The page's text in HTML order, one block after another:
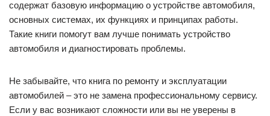
содержат базовую информацию о устройстве автомобиля,
основных системах, их функциях и принципах работы.
Такие книги помогут вам лучше понимать устройство
автомобиля и диагностировать проблемы.
Не забывайте, что книга по ремонту и эксплуатации
автомобилей – это не замена профессиональному сервису.
Если у вас возникают сложности или вы не уверены в